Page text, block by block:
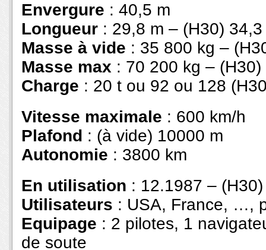
Envergure : 40,5 m
Longueur : 29,8 m – (H30) 34,3
Masse à vide : 35 800 kg –
Masse max : 70 200 kg – (H30)
Charge : 20 t ou 92 ou 128
Vitesse maximale : 600 km/h
Plafond : (à vide) 10000 m
Autonomie : 3800 km
En utilisation : 12.1987 –
Utilisateurs : USA, France, …,
Equipage : 2 pilotes, 1
de soute